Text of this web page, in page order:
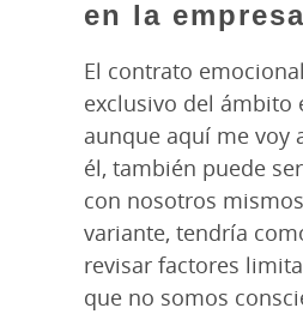
en la empresa
El contrato
exclusivo del ámbito
aunque aquí me voy
él, también puede
con nosotros
variante, tendría
revisar factores
que no somos